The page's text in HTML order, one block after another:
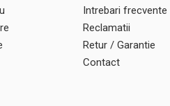
Intrebari frecvente
Reclamatii
Retur / Garantie
Contact